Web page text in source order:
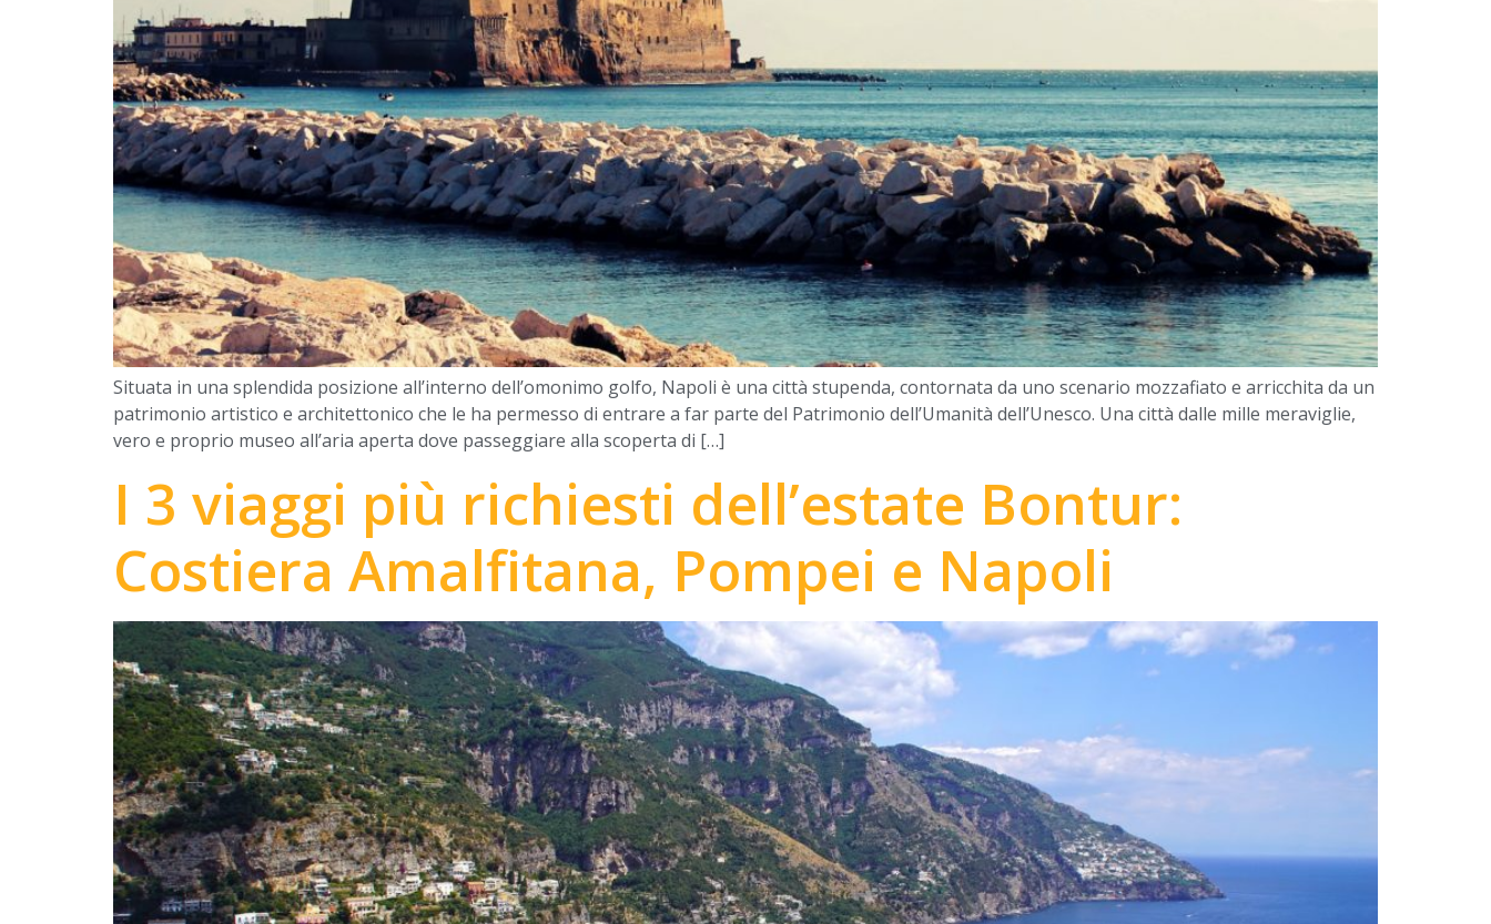
Situata in una splendida posizione all’interno dell’omonimo golfo, Napoli è una città stupenda, contornata da uno scenario mozzafiato e arricchita da un
patrimonio artistico e architettonico che le ha permesso di entrare a far parte del Patrimonio dell’Umanità dell’Unesco. Una città dalle mille meraviglie,
vero e proprio museo all’aria aperta dove passeggiare alla scoperta di […]
I 3 viaggi più richiesti dell’estate Bontur:
Costiera Amalfitana, Pompei e Napoli